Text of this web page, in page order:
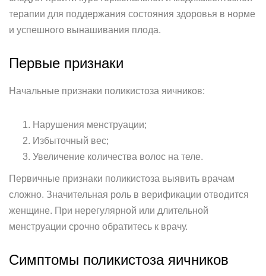
терапии для поддержания состояния здоровья в норме
и успешного вынашивания плода.
Первые признаки
Начальные признаки поликистоза яичников:
Нарушения менструации;
Избыточный вес;
Увеличение количества волос на теле.
Первичные признаки поликистоза выявить врачам
сложно. Значительная роль в верификации отводится
женщине. При нерегулярной или длительной
менструации срочно обратитесь к врачу.
Симптомы поликистоза яичников